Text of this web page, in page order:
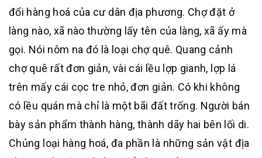
đổi hàng hoá của cư dân địa phương. Chợ đặt ở
làng nào, xã nào thường lấy tên của làng, xã ấy mà
gọi. Nói nôm na đó là loại chợ quê. Quang cảnh
chợ quê rất đơn giản, vài cái lều lợp gianh, lợp lá
trên mấy cái cọc tre nhỏ, đơn giản. Có khi không
có lều quán mà chỉ là một bãi đất trống. Người bán
bày sản phẩm thành hàng, thành dãy hai bên lối di.
Chủng loại hàng hoá, đa phần là những sản vật địa